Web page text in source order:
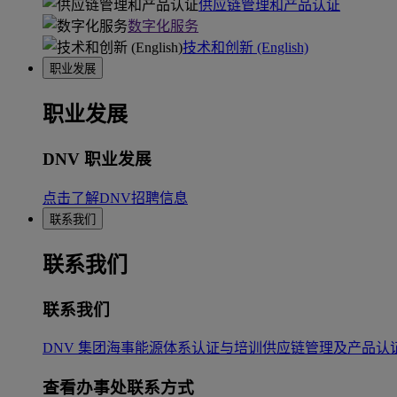
供应链管理和产品认证
数字化服务
技术和创新 (English)
职业发展
职业发展
DNV 职业发展
点击了解DNV招聘信息
联系我们
联系我们
联系我们
DNV 集团 海事能源体系认证与培训 供应链管理及产品认
查看办事处联系方式